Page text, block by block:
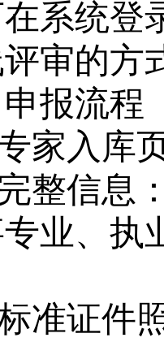
系统登
审的方
申报流程
家入库
整信息
业、执
准证件